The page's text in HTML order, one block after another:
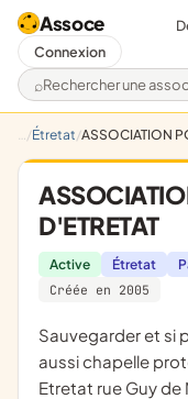
Assoce
Rechercher une
Connexion
Étretat ASSOCIATION
D'ETRETAT
Active Étretat
Créée en 2005
sauvegarder et si possible embellir le temple (dite
aussi chapelle
Etretat rue Guy